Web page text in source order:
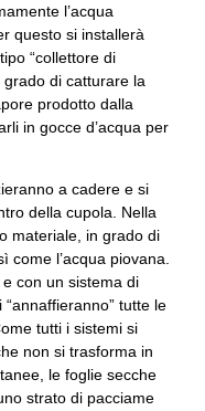
l’acqua
questo si installerà
“collettore di
grado di catturare la
prodotto dalla
in gocce d’acqua per
a cadere e si
della cupola. Nella
materiale, in grado di
come l’acqua piovana.
con un sistema di
tutte le
tutti i sistemi si
non si trasforma in
le foglie secche
strato di pacciame